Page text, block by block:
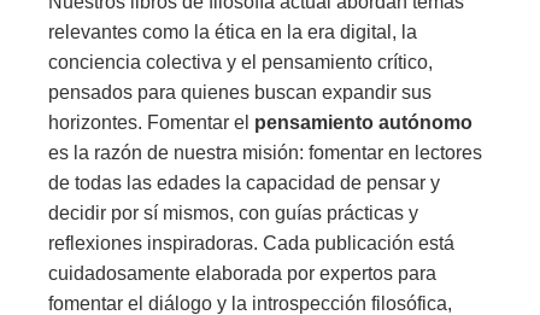
relevantes como la ética en la era digital, la
conciencia colectiva y el pensamiento crítico,
pensados para quienes buscan expandir sus
horizontes. Fomentar el pensamiento autónomo
es la razón de nuestra misión: fomentar en lectores
de todas las edades la capacidad de pensar y
decidir por sí mismos, con guías prácticas y
reflexiones inspiradoras. Cada publicación está
cuidadosamente elaborada por expertos para
fomentar el diálogo y la introspección filosófica,